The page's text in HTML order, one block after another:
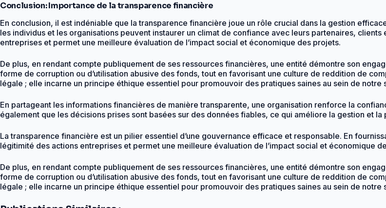
Conclusion: Importance de la transparence financière
En conclusion, il est indéniable que la transparence financière joue un rôle crucial dans la gestion
les individus et les organisations peuvent instaurer un climat de confiance avec leurs partenaires,
entreprises et permet une meilleure évaluation de l’impact social et économique des projets.
De plus, en rendant compte publiquement de ses ressources financières, une entité démontre son
forme de corruption ou d’utilisation abusive des fonds, tout en favorisant une culture de reddition de
légale ; elle incarne un principe éthique essentiel pour promouvoir des pratiques saines au sein de notre
En partageant les informations financières de manière transparente, une organisation renforce la
également que les décisions prises sont basées sur des données fiables, ce qui améliore la gestion et
La transparence financière est un pilier essentiel d’une gouvernance efficace et responsable. En
légitimité des actions entreprises et permet une meilleure évaluation de l’impact social et économique
De plus, en rendant compte publiquement de ses ressources financières, une entité démontre son
forme de corruption ou d’utilisation abusive des fonds, tout en favorisant une culture de reddition de
légale ; elle incarne un principe éthique essentiel pour promouvoir des pratiques saines au sein de notre